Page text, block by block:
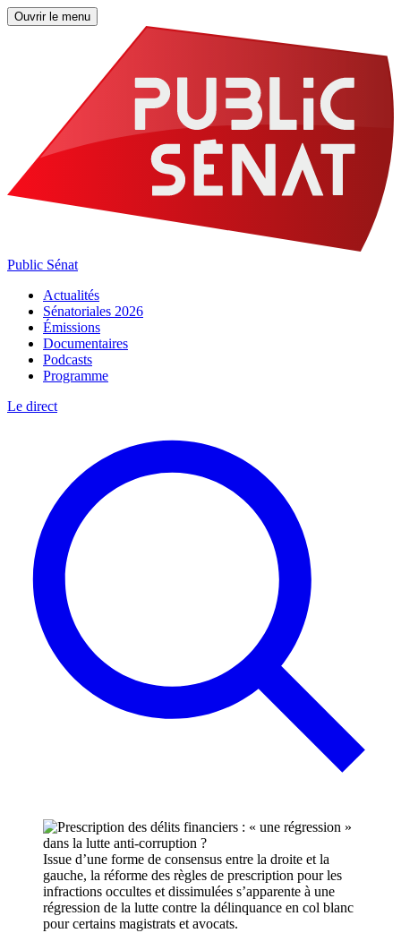
Ouvrir le menu
Public Sénat
Actualités
Sénatoriales 2026
Émissions
Documentaires
Podcasts
Programme
Le direct
Issue d’une forme de consensus entre la droite et la
gauche, la réforme des règles de prescription pour les
infractions occultes et dissimulées s’apparente à une
régression de la lutte contre la délinquance en col blanc
pour certains magistrats et avocats.